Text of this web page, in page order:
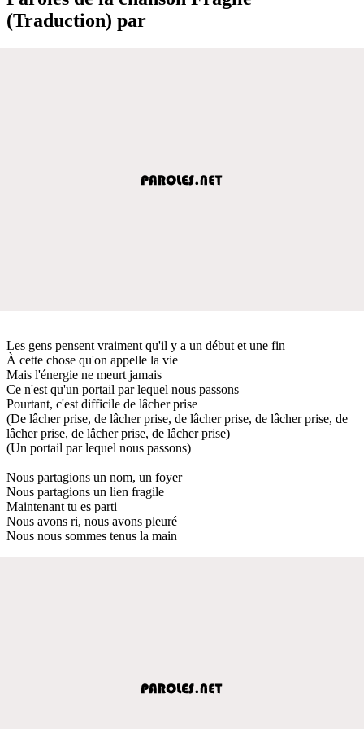
(Traduction) par
Les gens pensent vraiment qu'il y a un début et une fin
À cette chose qu'on appelle la vie
Mais l'énergie ne meurt jamais
Ce n'est qu'un portail par lequel nous passons
Pourtant, c'est difficile de lâcher prise
(De lâcher prise, de lâcher prise, de lâcher prise, de lâcher prise, de
lâcher prise, de lâcher prise, de lâcher prise)
(Un portail par lequel nous passons)
Nous partagions un nom, un foyer
Nous partagions un lien fragile
Maintenant tu es parti
Nous avons ri, nous avons pleuré
Nous nous sommes tenus la main